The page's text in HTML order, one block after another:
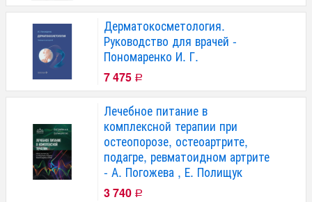
Дерматокосметология.
Руководство для врачей -
Пономаренко И. Г.
7 475 Р
Лечебное питание в
комплексной терапии при
остеопорозе, остеоартрите,
подагре, ревматоидном артрите
- А. Погожева , Е. Полищук
3 740 Р